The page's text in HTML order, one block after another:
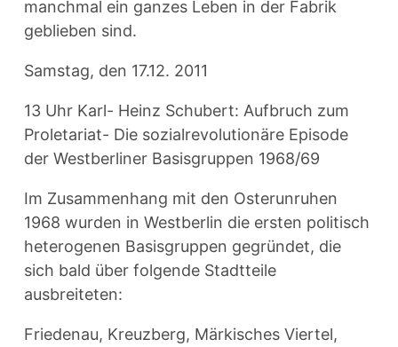
manchmal ein ganzes Leben in der Fabrik
geblieben sind.
Samstag, den 17.12. 2011
13 Uhr Karl- Heinz Schubert: Aufbruch zum
Proletariat- Die sozialrevolutionäre Episode
der Westberliner Basisgruppen 1968/69
Im Zusammenhang mit den Osterunruhen
1968 wurden in Westberlin die ersten politisch
heterogenen Basisgruppen gegründet, die
sich bald über folgende Stadtteile
ausbreiteten:
Friedenau, Kreuzberg, Märkisches Viertel,